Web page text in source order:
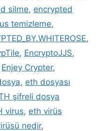
silme, encrypted
temizleme,
,
, EncryptoJJS,
Enjey Crypter,
, eth dosyası
şifreli dosya
virus, eth virüs
nedir,